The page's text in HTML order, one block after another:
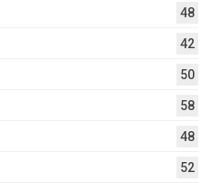
48
42
50
58
48
52